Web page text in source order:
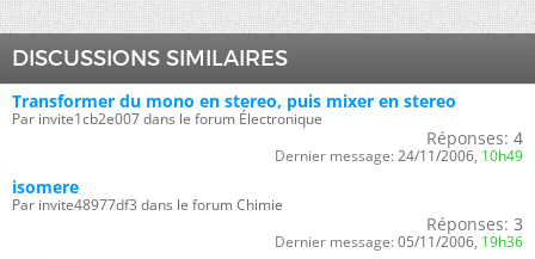
DISCUSSIONS SIMILAIRES
Transformer du mono en stereo, puis mixer en stereo
Par invite1cb2e007 dans le forum Électronique
Réponses: 4
Dernier message: 24/11/2006, 10h49
isomere
Par invite48977df3 dans le forum Chimie
Réponses: 3
Dernier message: 05/11/2006, 19h36